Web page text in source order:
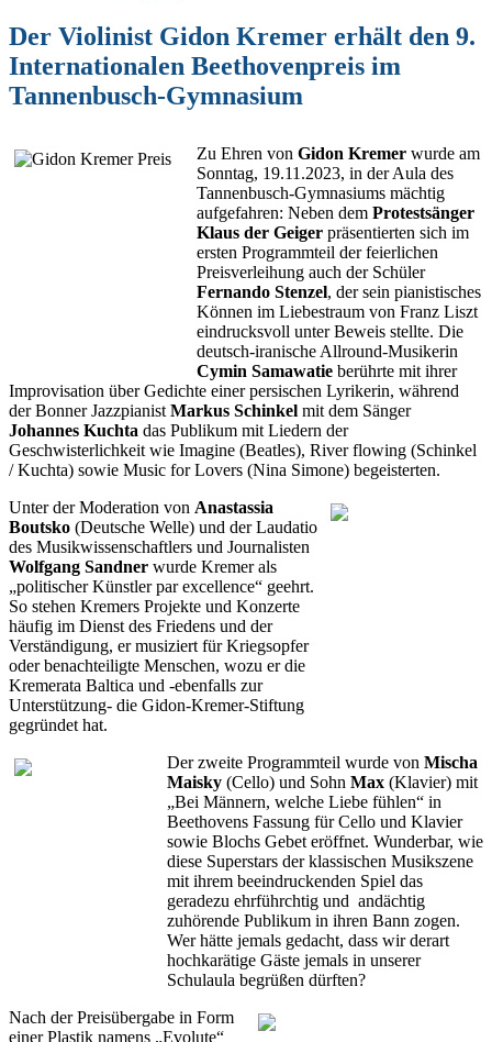
Der Violinist Gidon Kremer erhält den 9.
Internationalen Beethovenpreis im
Tannenbusch-Gymnasium
Zu Ehren von Gidon Kremer wurde am
Sonntag, 19.11.2023, in der Aula des
Tannenbusch-Gymnasiums mächtig
aufgefahren: Neben dem Protestsänger
Klaus der Geiger präsentierten sich im
ersten Programmteil der feierlichen
Preisverleihung auch der Schüler
Fernando Stenzel, der sein pianistisches
Können im Liebestraum von Franz Liszt
eindrucksvoll unter Beweis stellte. Die
deutsch-iranische Allround-Musikerin
Cymin Samawatie berührte mit ihrer
Improvisation über Gedichte einer persischen Lyrikerin, während
der Bonner Jazzpianist Markus Schinkel mit dem Sänger
Johannes Kuchta das Publikum mit Liedern der
Geschwisterlichkeit wie Imagine (Beatles), River flowing (Schinkel
/ Kuchta) sowie Music for Lovers (Nina Simone) begeisterten.
Unter der Moderation von Anastassia
Boutsko (Deutsche Welle) und der Laudatio
des Musikwissenschaftlers und Journalisten
Wolfgang Sandner wurde Kremer als
„politischer Künstler par excellence“ geehrt.
So stehen Kremers Projekte und Konzerte
häufig im Dienst des Friedens und der
Verständigung, er musiziert für Kriegsopfer
oder benachteiligte Menschen, wozu er die
Kremerata Baltica und -ebenfalls zur
Unterstützung- die Gidon-Kremer-Stiftung
gegründet hat.
Der zweite Programmteil wurde von Mischa
Maisky (Cello) und Sohn Max (Klavier) mit
„Bei Männern, welche Liebe fühlen“ in
Beethovens Fassung für Cello und Klavier
sowie Blochs Gebet eröffnet. Wunderbar, wie
diese Superstars der klassischen Musikszene
mit ihrem beeindruckenden Spiel das
geradezu ehrführchtig und andächtig
zuhörende Publikum in ihren Bann zogen.
Wer hätte jemals gedacht, dass wir derart
hochkarätige Gäste jemals in unserer
Schulaula begrüßen dürften?
Nach der Preisübergabe in Form
einer Plastik namens „Evolute“